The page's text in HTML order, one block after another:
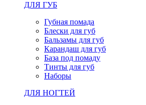
ДЛЯ ГУБ
Губная помада
Блески для губ
Бальзамы для губ
Карандаш для губ
База под помаду
Тинты для губ
Наборы
ДЛЯ НОГТЕЙ